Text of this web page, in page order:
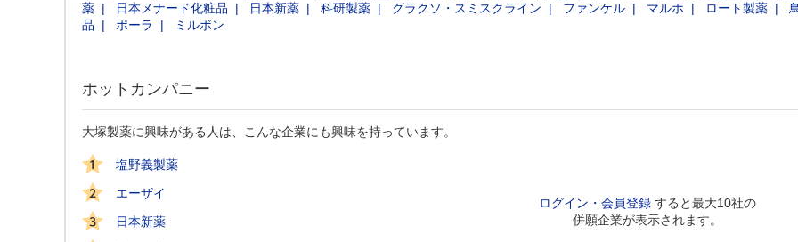
薬
日本メナード化粧品 日本新薬 科研製薬 グラクソ・スミスクライン ファンケル マルホ ロート製薬
品
ポーラ ミルボン
ホットカンパニー
大塚製薬に興味がある人は、こんな企業にも興味を持っています。
塩野義製薬
エーザイ
日本新薬
ログイン・会員登録 すると最大10社の
併願企業が表示されます。